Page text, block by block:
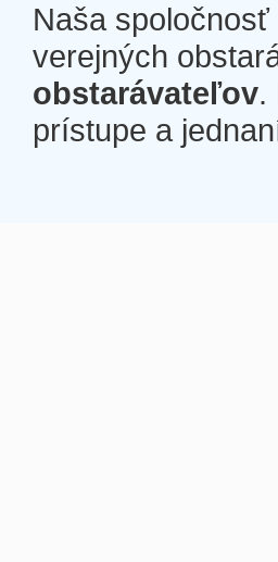
Naša
verejných
obstarávateľov.
prístupe a